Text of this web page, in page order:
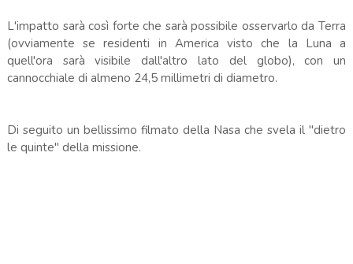
L'impatto sarà così forte che sarà possibile osservarlo da Terra
(ovviamente se residenti in America visto che la Luna a
quell'ora sarà visibile dall'altro lato del globo), con un
cannocchiale di almeno 24,5 millimetri di diametro.
Di seguito un bellissimo filmato della Nasa che svela il "dietro
le quinte" della missione.